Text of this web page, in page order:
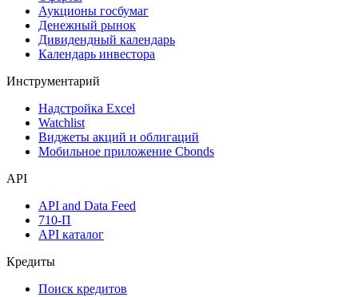
Календарь событий
Дефолты
Размещения
Оферты
Аукционы госбумаг
Денежный рынок
Календарь инвестора
Инструментарий
Надстройка Excel
Мобильное приложение Cbonds
API
API and Data Feed
API каталог